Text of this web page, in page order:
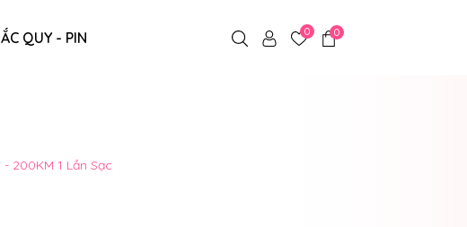
ẮC QUY - PIN 0 0
- 200KM 1 Lần Sạc